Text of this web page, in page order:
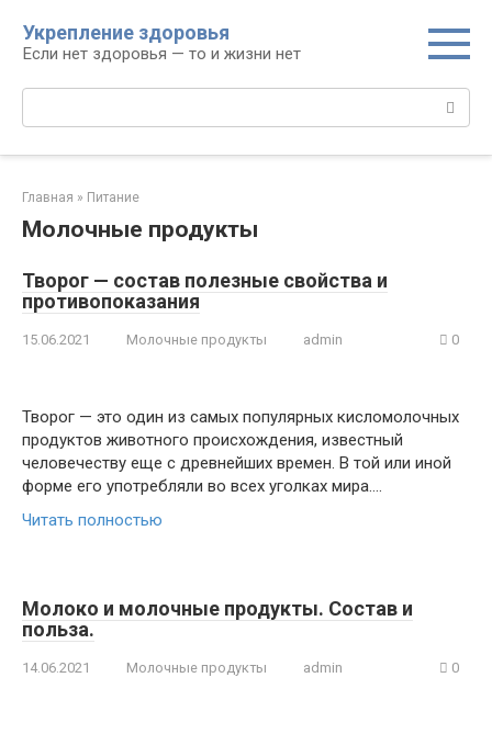
контенту
Укрепление здоровья
Если нет здоровья — то и жизни нет
Поиск:
Главная » Питание
Молочные продукты
Творог — состав полезные свойства и
противопоказания
15.06.2021 Молочные продукты admin 0
Творог — это один из самых популярных кисломолочных
продуктов животного происхождения, известный
человечеству еще с древнейших времен. В той или иной
форме его употребляли во всех уголках мира….
Читать полностью
Молоко и молочные продукты. Состав и
польза.
14.06.2021 Молочные продукты admin 0